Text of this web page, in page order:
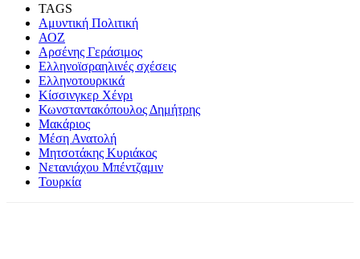
TAGS
Αμυντική Πολιτική
ΑΟΖ
Αρσένης Γεράσιμος
Ελληνοϊσραηλινές σχέσεις
Ελληνοτουρκικά
Κίσσινγκερ Χένρι
Κωνσταντακόπουλος Δημήτρης
Μακάριος
Μέση Ανατολή
Μητσοτάκης Κυριάκος
Νετανιάχου Μπέντζαμιν
Τουρκία